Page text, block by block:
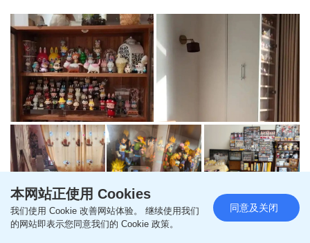
家居隐藏甲醛来源 香烟气雾属高危
本网站正使用 Cookies
我们使用 Cookie 改善网站体验。 继续使用我们
的网站即表示您同意我们的 Cookie 政策。
同意及关闭